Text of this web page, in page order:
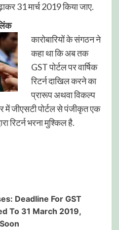
31 मार्च 2019 किया जाए.
कारोबारियों के संगठन ने
कहा था कि अब तक
GST पोर्टल पर वार्षिक
रिटर्न दाखिल करने का
प्रारूप अथवा विकल्प
में जीएसटी पोर्टल से पंजीकृत एक
रिटर्न भरना मुश्किल है.
Deadline For GST
To 31 March 2019,